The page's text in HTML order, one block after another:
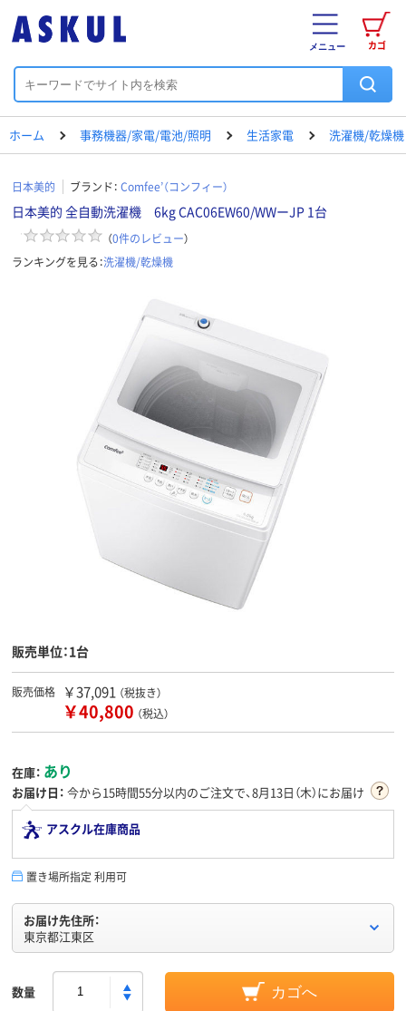
カゴ
メニュー
ホーム 事務機器/家電/電池/照明 生活家電 洗濯機/乾燥機
日本美的 ブランド： Comfee’（コンフィー）
日本美的 全自動洗濯機 6kg CAC06EW60/WWーJP 1台
（0件のレビュー）
ランキングを見る：洗濯機/乾燥機
販売単位：1台
販売価格 ￥37,091 （税抜き）
￥40,800 （税込）
在庫： あり
お届け日： 今から15時間55分以内のご注文で、8月13日（木）にお届け
アスクル在庫商品
置き場所指定 利用可
お届け先住所：
東京都江東区
数量 カゴへ